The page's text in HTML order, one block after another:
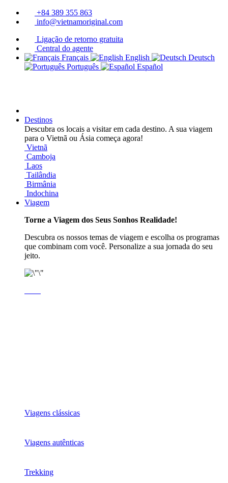
+84 389 355 863
info@vietnamoriginal.com
Ligação de retorno gratuita
Central do agente
Français
English
Deutsch
Português
Español
Destinos
Descubra os locais a visitar em cada destino. A sua viagem
para o Vietnã ou Ásia começa agora!
Vietnã
Camboja
Laos
Tailândia
Birmânia
Indochina
Viagem
Torne a Viagem dos Seus Sonhos Realidade!
Descubra os nossos temas de viagem e escolha os programas
que combinam com você. Personalize a sua jornada do seu
jeito.
Viagens clássicas
Viagens autênticas
Trekking